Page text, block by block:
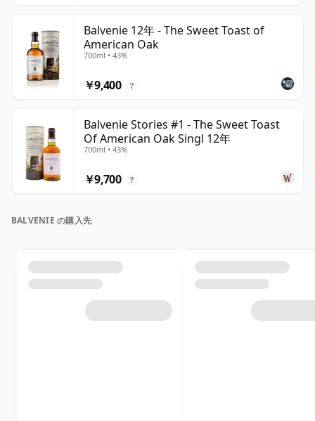
Balvenie 12年 - The Sweet Toast of
American Oak
700ml • 43%
￥9,400 ?
Balvenie Stories #1 - The Sweet Toast
Of American Oak Singl 12年
700ml • 43%
￥9,700 ?
BALVENIE の購入先